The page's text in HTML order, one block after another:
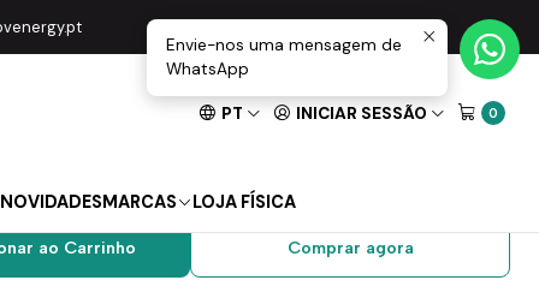
PT INICIAR SESSÃO 0
NOVIDADESMARCAS LOJA FÍSICA
C/ 4x pilhas AA
Cabeça 1 LED 5W
C/ 4x pilhas AA
ao Carrinho Comprar agora
Envie-nos uma mensagem de
WhatsApp